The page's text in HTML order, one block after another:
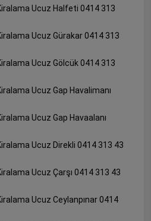
Ucuz Halfeti 0414 313
Ucuz Gürakar 0414 313
Ucuz Gölcük 0414 313
Ucuz Gap Havalimanı
Ucuz Gap Havaalanı
Ucuz Direkli 0414 313 43
Ucuz Çarşı 0414 313 43
Ucuz Ceylanpınar 0414